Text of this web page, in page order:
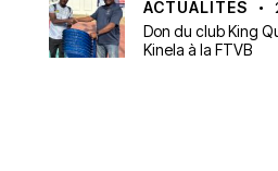
ACTUALITÉS
Don du club King
Kinela à la FTVB